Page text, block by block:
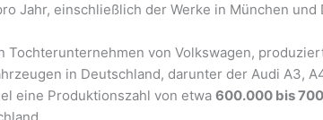
Jahr, einschließlich der Werke in München und
Tochterunternehmen von Volkswagen,
in Deutschland, darunter der Audi A3,
eine Produktionszahl von etwa600.000 bis